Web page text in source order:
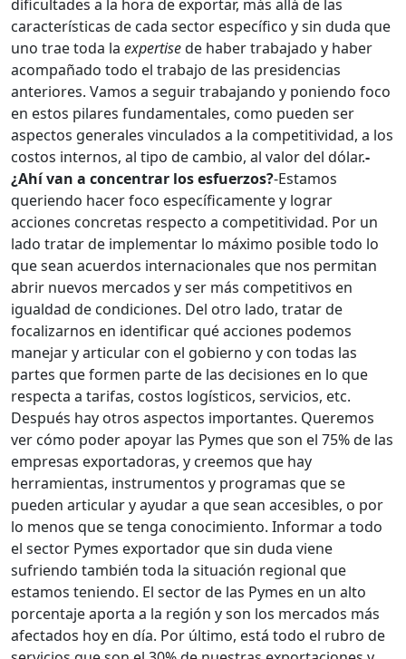
dificultades a la hora de exportar, más allá de las
características de cada sector específico y sin duda que
uno trae toda la expertisede haber trabajado y haber
acompañado todo el trabajo de las presidencias
anteriores. Vamos a seguir trabajando y poniendo foco
en estos pilares fundamentales, como pueden ser
aspectos generales vinculados a la competitividad, a los
costos internos, al tipo de cambio, al valor del dólar.-
¿Ahí van a concentrar los esfuerzos?-Estamos
queriendo hacer foco específicamente y lograr
acciones concretas respecto a competitividad. Por un
lado tratar de implementar lo máximo posible todo lo
que sean acuerdos internacionales que nos permitan
abrir nuevos mercados y ser más competitivos en
igualdad de condiciones. Del otro lado, tratar de
focalizarnos en identificar qué acciones podemos
manejar y articular con el gobierno y con todas las
partes que formen parte de las decisiones en lo que
respecta a tarifas, costos logísticos, servicios, etc.
Después hay otros aspectos importantes. Queremos
ver cómo poder apoyar las Pymes que son el 75% de las
empresas exportadoras, y creemos que hay
herramientas, instrumentos y programas que se
pueden articular y ayudar a que sean accesibles, o por
lo menos que se tenga conocimiento. Informar a todo
el sector Pymes exportador que sin duda viene
sufriendo también toda la situación regional que
estamos teniendo. El sector de las Pymes en un alto
porcentaje aporta a la región y son los mercados más
afectados hoy en día. Por último, está todo el rubro de